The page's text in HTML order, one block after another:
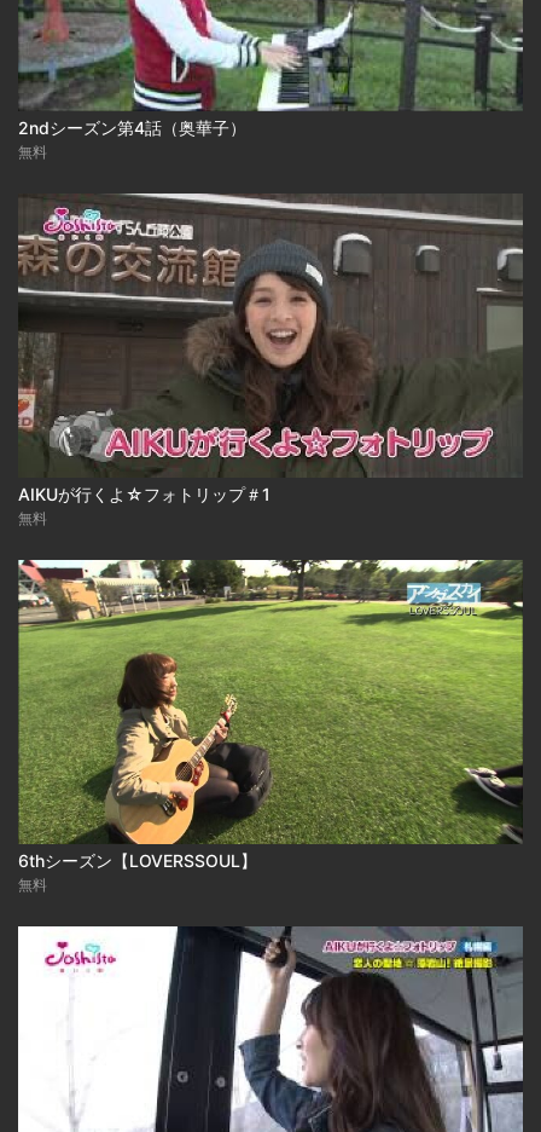
2ndシーズン第4話（奥華子）
無料
AIKUが行くよ☆フォトリップ＃1
無料
6thシーズン【LOVERSSOUL】
無料